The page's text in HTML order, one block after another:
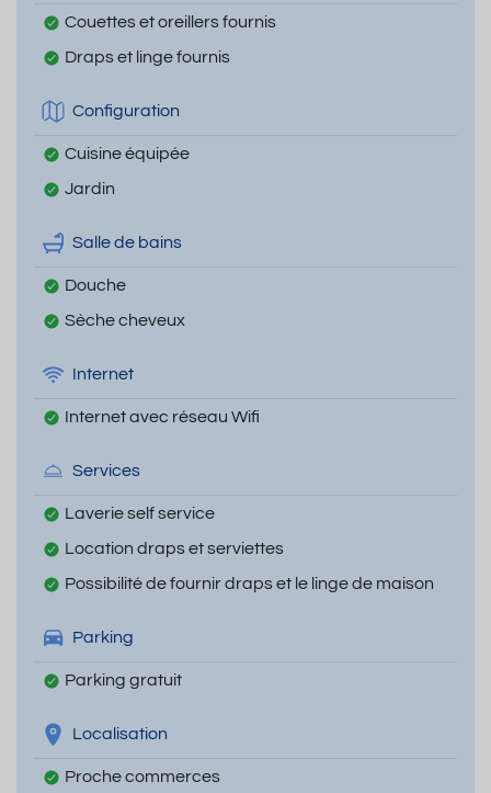
Couettes et oreillers fournis
Draps et linge fournis
Configuration
Cuisine équipée
Jardin
Salle de bains
Douche
Sèche cheveux
Internet
Internet avec réseau Wifi
Services
Laverie self service
Location draps et serviettes
Possibilité de fournir draps et le linge de maison
Parking
Parking gratuit
Localisation
Proche commerces